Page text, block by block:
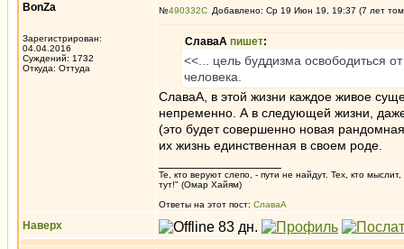
BonZa
Зарегистрирован:
04.04.2016
Суждений: 1732
Откуда: Oттyдa
№490332 Добавлено: Ср 19 Июн 19, 19:37 (7 лет
СлаваА пишет:
<<... цель буддизма освободиться
человека.
СлаваА, в этой жизни каждое живое
непременно. А в следующей жизни,
(это будет совершенно новая
их жизнь единственная в своем роде.
Те, кто веруют слепо, - пути не найдут. Тех, кто
тут!" (Омар Хайям)
Ответы на этот пост: СлаваА
Наверх